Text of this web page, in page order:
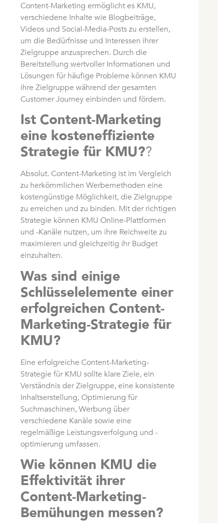
Content-Marketing ermöglicht es KMU,
verschiedene Inhalte wie Blogbeiträge,
Videos und Social-Media-Posts zu erstellen,
um die Bedürfnisse und Interessen ihrer
Zielgruppe anzusprechen. Durch die
Bereitstellung wertvoller Informationen und
Lösungen für häufige Probleme können KMU
ihre Zielgruppe während der gesamten
Customer Journey einbinden und fördern.
Ist Content-Marketing
eine kosteneffiziente
Strategie für KMU??
Absolut. Content-Marketing ist im Vergleich
zu herkömmlichen Werbemethoden eine
kostengünstige Möglichkeit, die Zielgruppe
zu erreichen und zu binden. Mit der richtigen
Strategie können KMU Online-Plattformen
und -Kanäle nutzen, um ihre Reichweite zu
maximieren und gleichzeitig ihr Budget
einzuhalten.
Was sind einige
Schlüsselelemente einer
erfolgreichen Content-
Marketing-Strategie für
KMU?
Eine erfolgreiche Content-Marketing-
Strategie für KMU sollte klare Ziele, ein
Verständnis der Zielgruppe, eine konsistente
Inhaltserstellung, Optimierung für
Suchmaschinen, Werbung über
verschiedene Kanäle sowie eine
regelmäßige Leistungsverfolgung und -
optimierung umfassen.
Wie können KMU die
Effektivität ihrer
Content-Marketing-
Bemühungen messen?